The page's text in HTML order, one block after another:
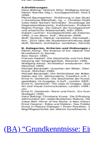
(BA) “Grundkenntnisse: